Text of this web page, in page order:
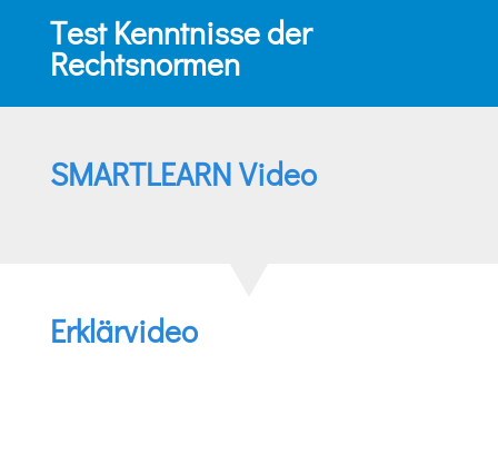
Test Kenntnisse der
Rechtsnormen
SMARTLEARN Video
Erklärvideo